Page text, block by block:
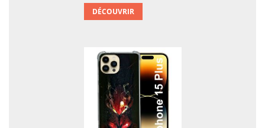
DÉCOUVRIR